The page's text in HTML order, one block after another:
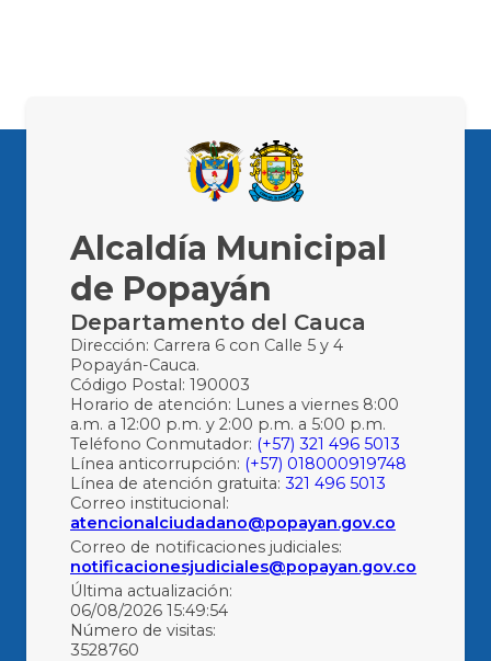
Alcaldía Municipal
de Popayán
Departamento del Cauca
Dirección: Carrera 6 con Calle 5 y 4
Popayán-Cauca.
Código Postal: 190003
Horario de atención: Lunes a viernes 8:00
a.m. a 12:00 p.m. y 2:00 p.m. a 5:00 p.m.
Teléfono Conmutador: (+57) 321 496 5013
Línea anticorrupción: (+57) 018000919748
Línea de atención gratuita: 321 496 5013
Correo institucional:
atencionalciudadano@popayan.gov.co
Correo de notificaciones judiciales:
notificacionesjudiciales@popayan.gov.co
Última actualización:
06/08/2026 15:49:54
Número de visitas:
3528760